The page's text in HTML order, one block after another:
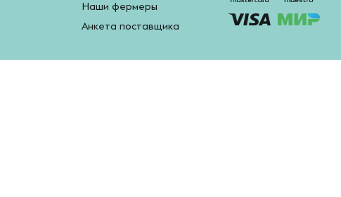
Наши фермеры
Анкета поставщика